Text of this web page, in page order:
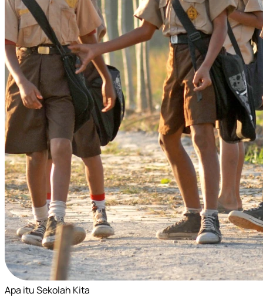
Apa itu Sekolah Kita